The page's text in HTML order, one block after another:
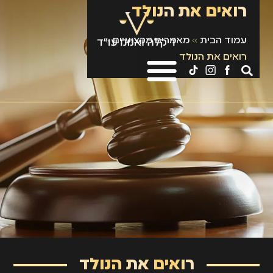
רואים את הנולד
עמוד הבית» מאמרים מקצועיים»
רואים את הנולד
רואים את הנולד